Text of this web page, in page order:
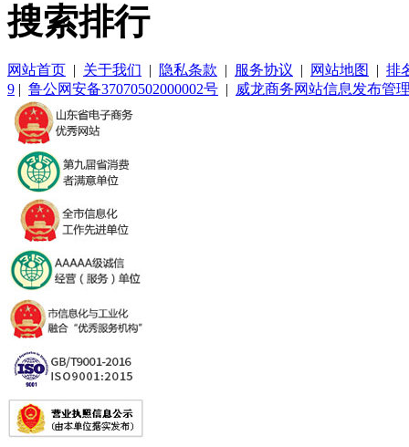
搜索排行
网站首页 | 关于我们 | 隐私条款 | 服务协议 | 网站地图 | 排
9 | 鲁公网安备37070502000002号 | 威龙商务网站信息发布管